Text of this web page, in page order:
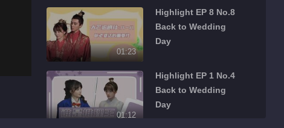
01:23
Highlight EP 8 No.8
Back to Wedding
Day
01:12
Highlight EP 1 No.4
Back to Wedding
Day